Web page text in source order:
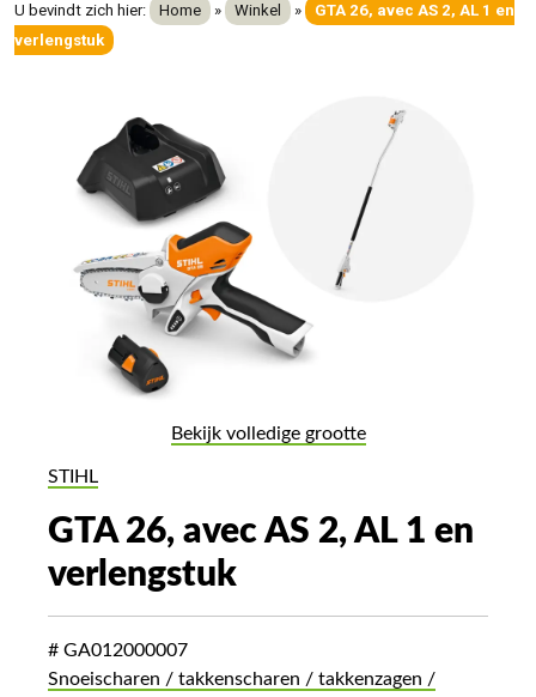
U bevindt zich hier: Home » Winkel »
GTA 26, avec AS 2, AL 1 en
verlengstuk
Bekijk volledige grootte
STIHL
GTA 26, avec AS 2, AL 1 en
verlengstuk
# GA012000007
Snoeischaren / takkenscharen / takkenzagen /